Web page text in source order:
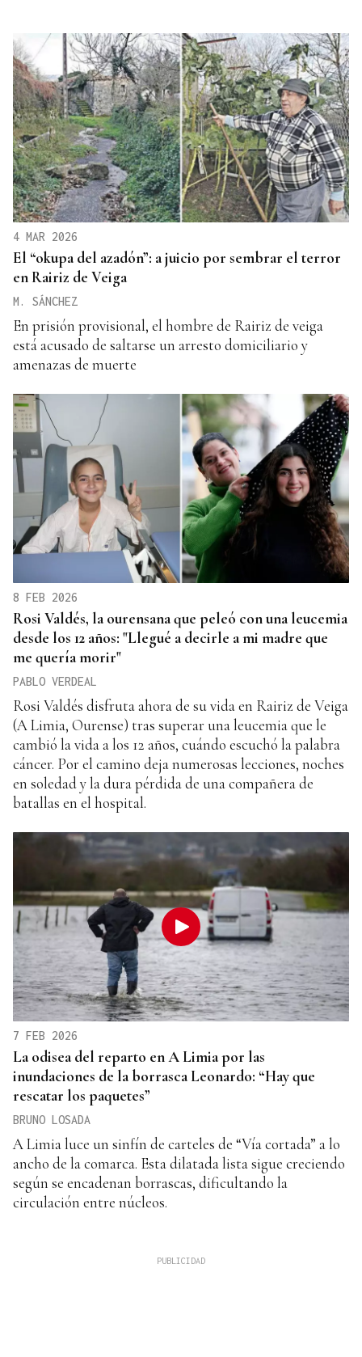
4 MAR 2026
El “okupa del azadón”: a juicio por sembrar el terror
en Rairiz de Veiga
M. SÁNCHEZ
En prisión provisional, el hombre de Rairiz de veiga
está acusado de saltarse un arresto domiciliario y
amenazas de muerte
8 FEB 2026
Rosi Valdés, la ourensana que peleó con una leucemia
desde los 12 años: "Llegué a decirle a mi madre que
me quería morir"
PABLO VERDEAL
Rosi Valdés disfruta ahora de su vida en Rairiz de Veiga
(A Limia, Ourense) tras superar una leucemia que le
cambió la vida a los 12 años, cuándo escuchó la palabra
cáncer. Por el camino deja numerosas lecciones, noches
en soledad y la dura pérdida de una compañera de
batallas en el hospital.
7 FEB 2026
La odisea del reparto en A Limia por las
inundaciones de la borrasca Leonardo: “Hay que
rescatar los paquetes”
BRUNO LOSADA
A Limia luce un sinfín de carteles de “Vía cortada” a lo
ancho de la comarca. Esta dilatada lista sigue creciendo
según se encadenan borrascas, dificultando la
circulación entre núcleos.